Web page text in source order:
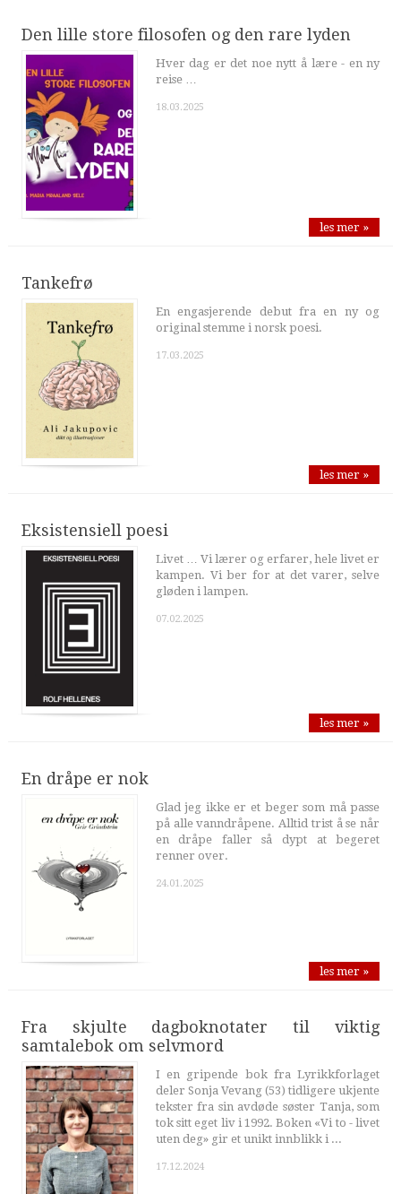
Den lille store filosofen og den rare lyden
Hver dag er det noe nytt å lære - en ny
reise …
18.03.2025
les mer »
Tankefrø
En engasjerende debut fra en ny og
original stemme i norsk poesi.
17.03.2025
les mer »
Eksistensiell poesi
Livet … Vi lærer og erfarer, hele livet er
kampen. Vi ber for at det varer, selve
gløden i lampen.
07.02.2025
les mer »
En dråpe er nok
Glad jeg ikke er et beger som må passe
på alle vanndråpene. Alltid trist å se når
en dråpe faller så dypt at begeret
renner over.
24.01.2025
les mer »
Fra skjulte dagboknotater til viktig
samtalebok om selvmord
I en gripende bok fra Lyrikkforlaget
deler Sonja Vevang (53) tidligere ukjente
tekster fra sin avdøde søster Tanja, som
tok sitt eget liv i 1992. Boken «Vi to - livet
uten deg» gir et unikt innblikk i ...
17.12.2024